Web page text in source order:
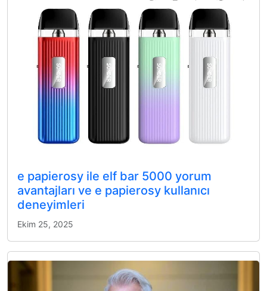
e papierosy ile elf bar 5000 yorum
avantajları ve e papierosy kullanıcı
deneyimleri
Ekim 25, 2025